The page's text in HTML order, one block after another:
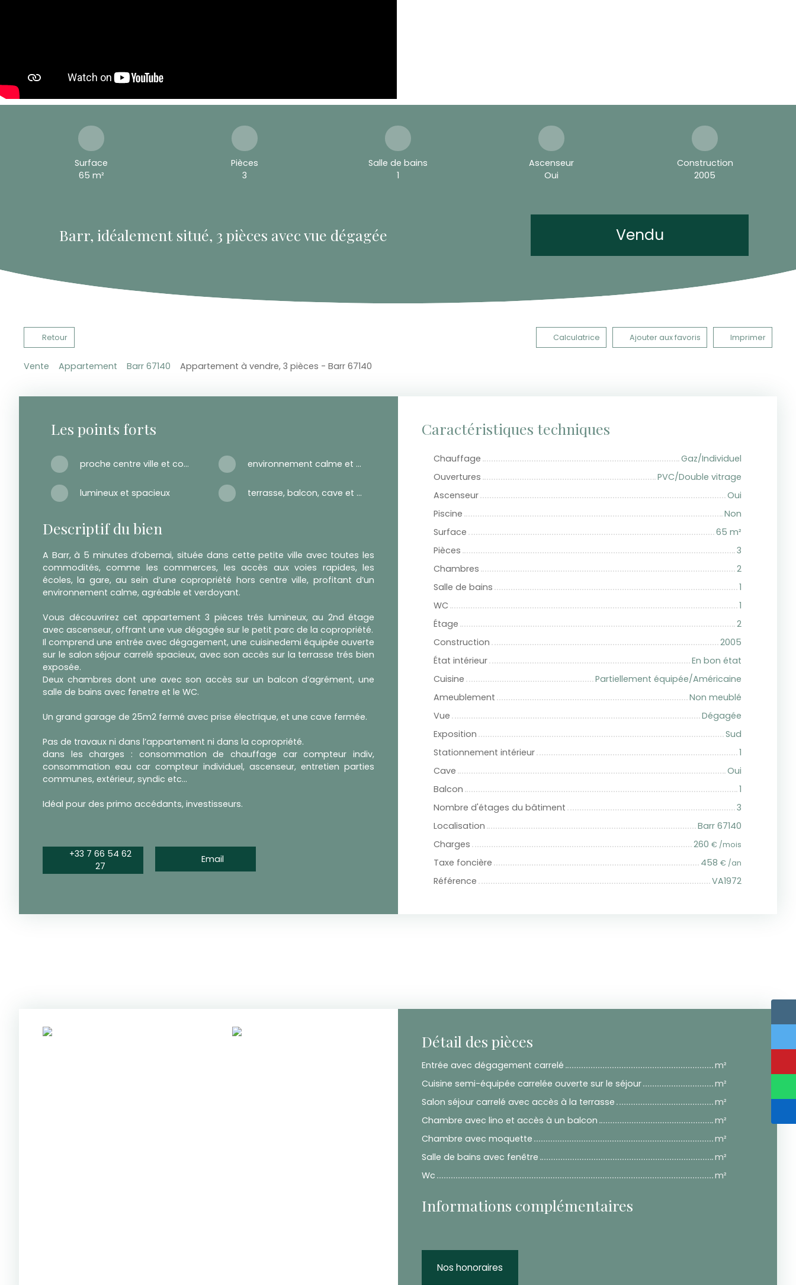
Surface
65 m²
Pièces
3
Salle de bains
1
Ascenseur
Oui
Construction
2005
Barr, idéalement situé, 3 pièces avec vue dégagée Vendu
Retour Calculatrice Ajouter aux favoris Imprimer
Vente Appartement Barr 67140 Appartement à vendre, 3 pièces - Barr 67140
Les points forts
proche centre ville et commodités environnement calme et agréable
lumineux et spacieux terrasse, balcon, cave et garage
Descriptif du bien
A Barr, à 5 minutes d‘obernai, située dans cette petite ville avec toutes les
commodités, comme les commerces, les accès aux voies rapides, les
écoles, la gare, au sein d’une copropriété hors centre ville, profitant d’un
environnement calme, agréable et verdoyant.
Vous découvrirez cet appartement 3 pièces trés lumineux, au 2nd étage
avec ascenseur, offrant une vue dégagée sur le petit parc de la copropriété.
Il comprend une entrée avec dégagement, une cuisinedemi équipée ouverte
sur le salon séjour carrelé spacieux, avec son accès sur la terrasse trés bien
exposée.
Deux chambres dont une avec son accès sur un balcon d’agrément, une
salle de bains avec fenetre et le WC.
Un grand garage de 25m2 fermé avec prise électrique, et une cave fermée.
Pas de travaux ni dans l’appartement ni dans la copropriété.
dans les charges : consommation de chauffage car compteur indiv,
consommation eau car compteur individuel, ascenseur, entretien parties
communes, extérieur, syndic etc...
Idéal pour des primo accédants, investisseurs.
+33 7 66 54 62
27
Email
Caractéristiques techniques
Chauffage
Gaz/Individuel
Ouvertures
PVC/Double vitrage
Ascenseur
Oui
Piscine
Non
Surface
65 m²
Pièces
3
Chambres
2
Salle de bains
1
WC
1
Étage
2
Construction
2005
État intérieur
En bon état
Cuisine
Partiellement équipée/Américaine
Ameublement
Non meublé
Vue
Dégagée
Exposition
Sud
Stationnement intérieur
1
Cave
Oui
Balcon
1
Nombre d'étages du bâtiment
3
Localisation
Barr 67140
Charges
260 € /mois
Taxe foncière 458 € /an
Référence VA1972
Détail des pièces
Entrée avec dégagement carrelé
m²
Cuisine semi-équipée carrelée ouverte sur le séjour
m²
Salon séjour carrelé avec accès à la terrasse
m²
Chambre avec lino et accès à un balcon
m²
Chambre avec moquette
m²
Salle de bains avec fenêtre
m²
Wc
m²
Informations complémentaires
Nos honoraires